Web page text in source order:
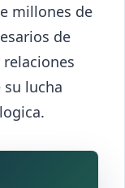
millones de
de
lucha